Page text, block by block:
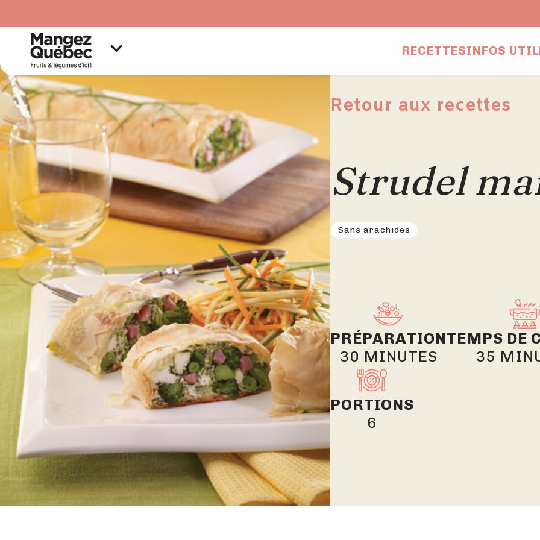
RECETTESINFOS
Retour aux recettes
Strudel
Sans arachides
PRÉPARATION
30 MINUTES
TEMPS DE
35
PORTIONS
6